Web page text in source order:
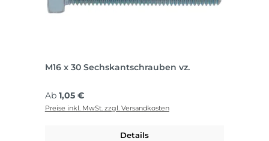
M16 x 30 Sechskantschrauben vz.
Regulärer Preis:
Ab 1,05 €
Preise inkl. MwSt. zzgl. Versandkosten
Details